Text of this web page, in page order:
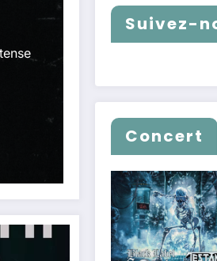
Suivez-
Concert